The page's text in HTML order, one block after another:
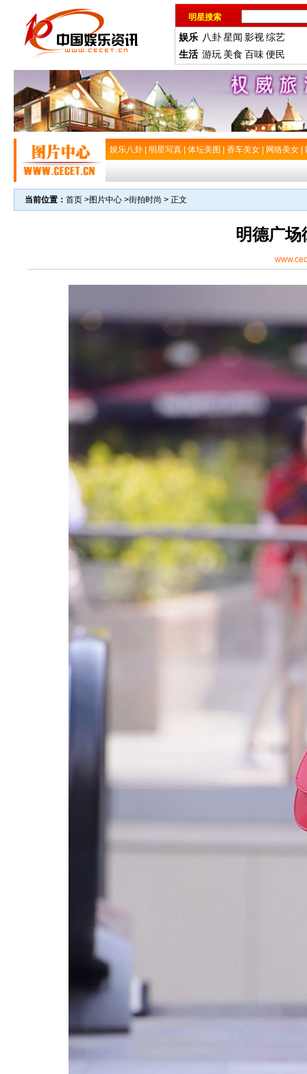
明星搜索
娱乐 八卦星闻 影视综艺
生活 游玩 美食 百味便民
娱乐八卦 明星写真 体坛美图 香车美女 网络美女
当前位置： 首页 >图片中心 >街拍时尚 > 正文
明德广场